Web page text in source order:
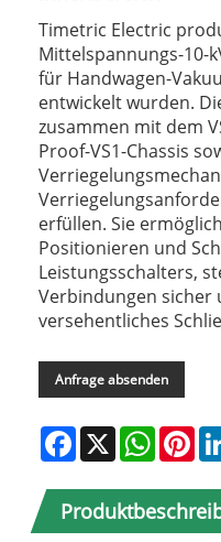
Timetric Electric
Mittelspannungs-10-
für Handwagen-
entwickelt wurden.
zusammen mit dem
Proof-VS1-Chassis
erfüllen. Sie
Positionieren und
Leistungsschalters,
Verbindungen sicher
versehentliches
Anfrage absenden
Facebook
X